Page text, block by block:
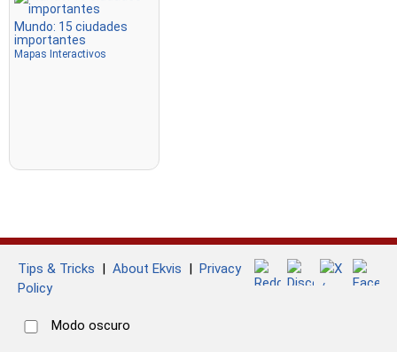
Mundo: 15 ciudades
importantes
Mapas Interactivos
Tips & Tricks | About Ekvis | Privacy
Policy
Modo oscuro